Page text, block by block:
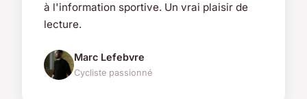
à l'information sportive. Un vrai plaisir de
lecture.
Marc Lefebvre
Cycliste passionné